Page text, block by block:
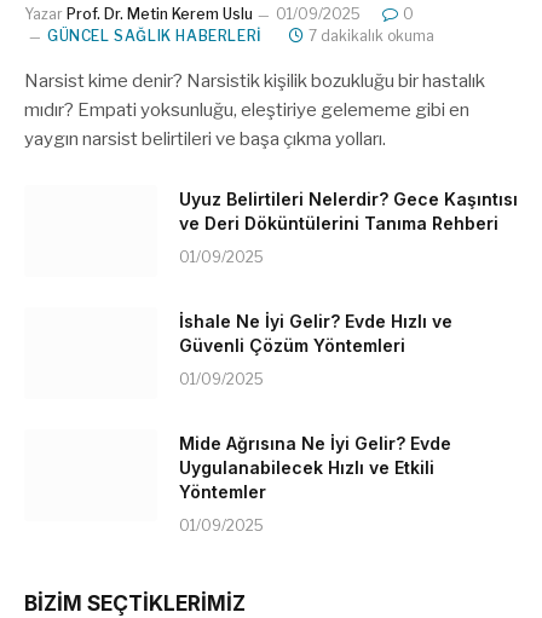
Yazar Prof. Dr. Metin Kerem Uslu 01/09/2025
0
GÜNCEL SAĞLIK HABERLERI
7 dakikalık okuma
Narsist kime denir? Narsistik kişilik bozukluğu bir hastalık
mıdır? Empati yoksunluğu, eleştiriye gelememe gibi en
yaygın narsist belirtileri ve başa çıkma yolları.
Uyuz Belirtileri Nelerdir? Gece Kaşıntısı
ve Deri Döküntülerini Tanıma Rehberi
01/09/2025
İshale Ne İyi Gelir? Evde Hızlı ve
Güvenli Çözüm Yöntemleri
01/09/2025
Mide Ağrısına Ne İyi Gelir? Evde
Uygulanabilecek Hızlı ve Etkili
Yöntemler
01/09/2025
BİZİM SEÇTİKLERİMİZ